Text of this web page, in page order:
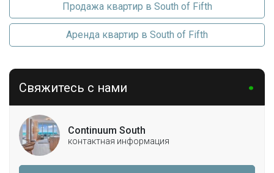
Продажа квартир в South of Fifth
Аренда квартир в South of Fifth
Свяжитесь с нами
Continuum South
контактная информация